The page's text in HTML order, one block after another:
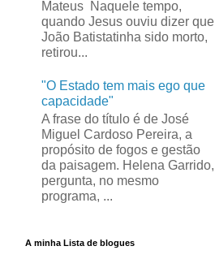
Mateus Naquele tempo,
quando Jesus ouviu dizer que
João Batistatinha sido morto,
retirou...
"O Estado tem mais ego que
capacidade"
A frase do título é de José
Miguel Cardoso Pereira, a
propósito de fogos e gestão
da paisagem. Helena Garrido,
pergunta, no mesmo
programa, ...
A minha Lista de blogues